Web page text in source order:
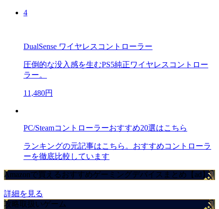
4
DualSense ワイヤレスコントローラー
圧倒的な没入感を生むPS5純正ワイヤレスコントロー
ラー。
11,480円
PC/Steamコントローラーおすすめ20選はこちら
ランキングの元記事はこちら。おすすめコントローラ
ーを徹底比較しています
Amazonで買えるおすすめゲーミングデバイスまとめ【ad】
詳細を見る
攻略取扱いゲーム